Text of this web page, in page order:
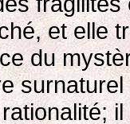
et elle
du